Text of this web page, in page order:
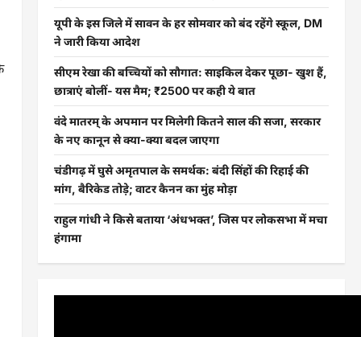
यूपी के इस जिले में सावन के हर सोमवार को बंद रहेंगे स्कूल, DM
ने जारी किया आदेश
सीएम रेखा की बच्चियों को सौगात: साइकिल देकर पूछा- खुश हैं,
छात्राएं बोलीं- यस मैम; ₹2500 पर कही ये बात
वंदे मातरम् के अपमान पर मिलेगी कितने साल की सजा, सरकार
के नए कानून से क्या-क्या बदल जाएगा
चंडीगढ़ में घुसे अमृतपाल के समर्थक: बंदी सिंहों की रिहाई की
मांग, बैरिकेड तोड़े; वाटर कैनन का मुंह मोड़ा
राहुल गांधी ने किसे बताया ‘अंधभक्त’, जिस पर लोकसभा में मचा
हंगामा